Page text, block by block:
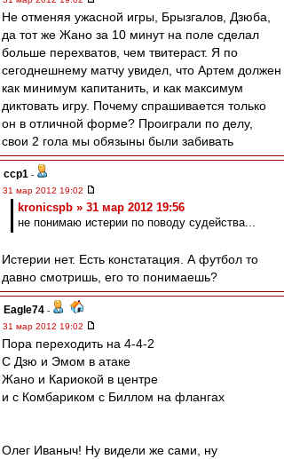
Не отменяя ужасной игры, Брызгалов, Дзюба,
да тот же Жано за 10 минут на поле сделал
больше перехватов, чем твитераст. Я по
сегоднешнему матчу увидел, что Артем должен
как минимум капитанить, и как максимум
диктовать игру. Почему спрашивается только
он в отличной форме? Проиграли по делу,
свои 2 гола мы обязыны были забивать
ccp1 -
31 мар 2012 19:02
kronicspb » 31 мар 2012 19:56
не понимаю истерии по поводу судейства...
Истерии нет. Есть констатация. А футбол то
давно смотришь, его то понимаешь?
Eagle74 -
31 мар 2012 19:02
Пора переходить на 4-4-2
С Дзю и Эмом в атаке
Жано и Кариокой в центре
и с Комбариком с Биллом на флангах
Олег Иваныч! Ну видели же сами, ну